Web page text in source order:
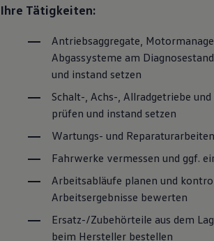
Ihre Tätigkeiten:
Antriebsaggregate,
Abgassysteme am
und instand setzen
Schalt-, Achs-, Allradgetriebe
prüfen und instand setzen
Wartungs- und
Fahrwerke vermessen und ggf.
Arbeitsabläufe planen und
Arbeitsergebnisse bewerten
Ersatz-/Zubehörteile aus dem
beim Hersteller bestellen